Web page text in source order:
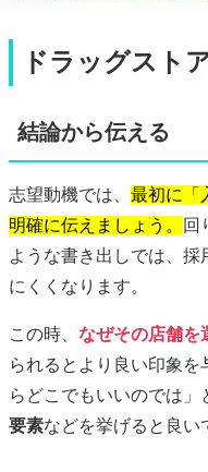
ドラッグスト
結論から伝える
志望動機では、 最初に「
明確に伝えましょう。
回
ような書き出しでは、採
にくくなります。
この時、 なぜその店舗を
られるとより良い印象
らどこでもいいのでは」
要素などを挙げると良い